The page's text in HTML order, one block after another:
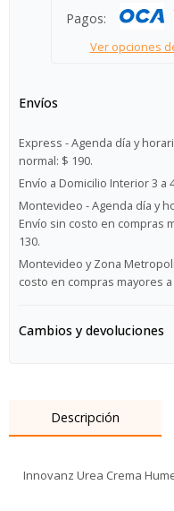
Pagos:
Ver opciones
Envíos
Express - Agenda día y
normal: $ 190.
Envío a Domicilio Interior 3 a
Montevideo - Agenda día y
Envío sin costo en compras
130.
Montevideo y Zona
costo en compras mayores
Cambios y devoluciones
Descripción
Innovanz Urea Crema